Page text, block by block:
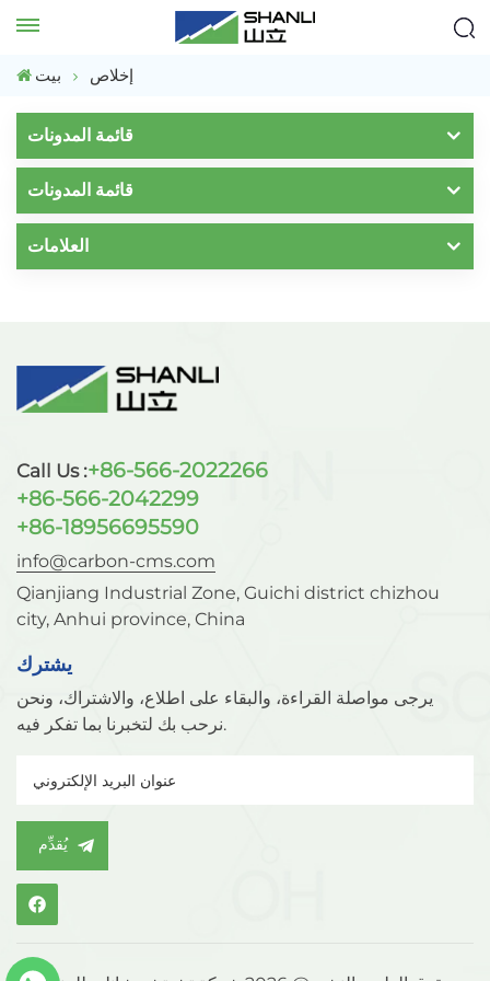
بيت إخلاص
قائمة المدونات
قائمة المدونات
العلامات
Call Us :+86-566-2022266
+86-566-2042299
+86-18956695590
info@carbon-cms.com
Qianjiang Industrial Zone, Guichi district chizhou
city, Anhui province, China
يشترك
يرجى مواصلة القراءة، والبقاء على اطلاع، والاشتراك، ونحن
نرحب بك لتخبرنا بما تفكر فيه.
يُقدِّم